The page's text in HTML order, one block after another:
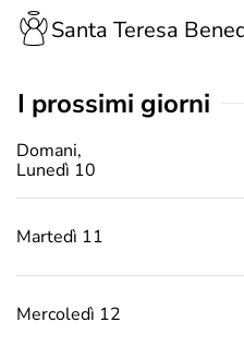
Santa Teresa
i prossimi giorni
Domani,
Lunedì 10
Martedì 11
Mercoledì 12